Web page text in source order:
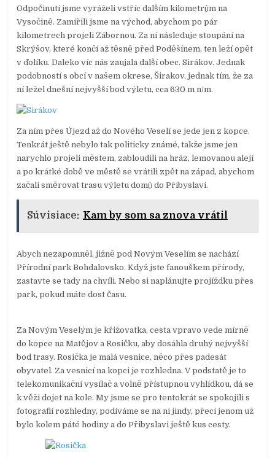
Odpočinutí jsme vyráželi vstříc dalším kilometrům na
Vysočině. Zamířili jsme na východ, abychom po pár
kilometrech projeli Zábornou. Za ní následuje stoupání na
Skrýšov, které končí až těsně před Poděšínem, ten leží opět
v ďolíku. Daleko víc nás zaujala další obec. Sirákov. Jednak
podobností s obcí v našem okrese, Širakov, jednak tím, že za
ní ležel dnešní nejvyšší bod výletu, cca 630 m n/m.
Za ním přes Újezd až do Nového Veselí se jede jen z kopce.
Tenkrát ještě nebylo tak politicky známé, takže jsme jen
narychlo projeli městem, zabloudili na hráz, lemovanou alejí
a po krátké době ve městě se vrátili zpět na západ, abychom
začali směrovat trasu výletu domů do Přibyslavi.
Súvisiace: Kam by som sa znova vrátil
Abych nezapomněl, jižně pod Novým Veselím se nachází
Přírodní park Bohdalovsko. Když jste fanouškem přírody,
zastavte se tady na chvíli. Nebo si naplánujte projížďku přes
park, pokud máte dost času.
Za Novým Veselým je křižovatka, cesta vpravo vede mírně
do kopce na Matějov a Rosičku, aby dosáhla druhý nejvyšší
bod trasy. Rosička je malá vesnice, něco přes padesát
obyvatel. Za vesnicí na kopci je rozhledna. V podstatě je to
telekomunikační vysílač a volně přístupnou vyhlídkou, dá se
k věži dojet na kole. My jsme se pro tentokrát se spokojili s
fotografií rozhledny, podíváme se na ni jindy, přeci jenom už
bylo kolem páté hodiny a do Přibyslavi ještě kus cesty.